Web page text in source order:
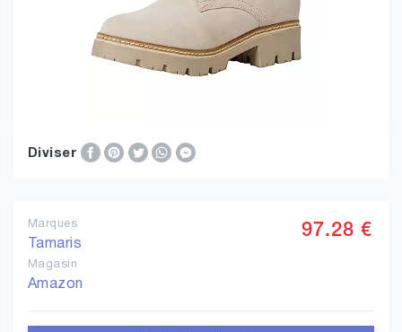
Diviser
Marques
Tamaris
Magasin
Amazon
97.28 €